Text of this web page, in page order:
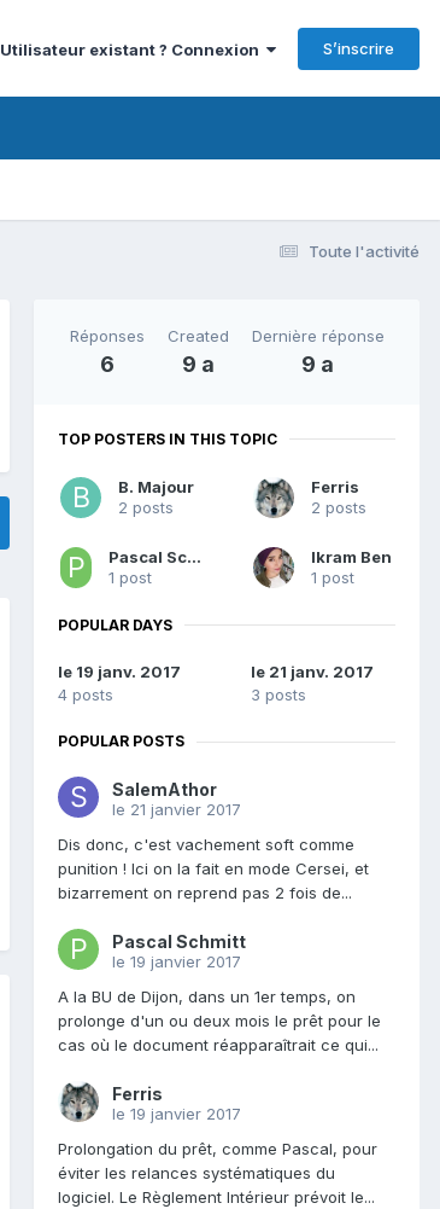
Utilisateur existant ? Connexion S’inscrire
Toute l'activité
Réponses
6
Created
9 a
Dernière réponse
9 a
TOP POSTERS IN THIS TOPIC
B. Majour
2 posts
Ferris
2 posts
Pascal Schmitt
1 post
Ikram Ben
1 post
POPULAR DAYS
le 19 janv. 2017
4 posts
le 21 janv. 2017
3 posts
POPULAR POSTS
SalemAthor
le 21 janvier 2017
Dis donc, c'est vachement soft comme
punition ! Ici on la fait en mode Cersei, et
bizarrement on reprend pas 2 fois de...
Pascal Schmitt
le 19 janvier 2017
A la BU de Dijon, dans un 1er temps, on
prolonge d'un ou deux mois le prêt pour le
cas où le document réapparaîtrait ce qui...
Ferris
le 19 janvier 2017
Prolongation du prêt, comme Pascal, pour
éviter les relances systématiques du
logiciel. Le Règlement Intérieur prévoit le...